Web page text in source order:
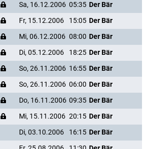
Sa, 16.12.2006 05:35 Der Bär
Fr, 15.12.2006 15:05 Der Bär
Mi, 06.12.2006 08:00 Der Bär
Di, 05.12.2006 18:25 Der Bär
So, 26.11.2006 16:55 Der Bär
So, 26.11.2006 06:00 Der Bär
Do, 16.11.2006 09:35 Der Bär
Mi, 15.11.2006 20:15 Der Bär
Di, 03.10.2006 16:15 Der Bär